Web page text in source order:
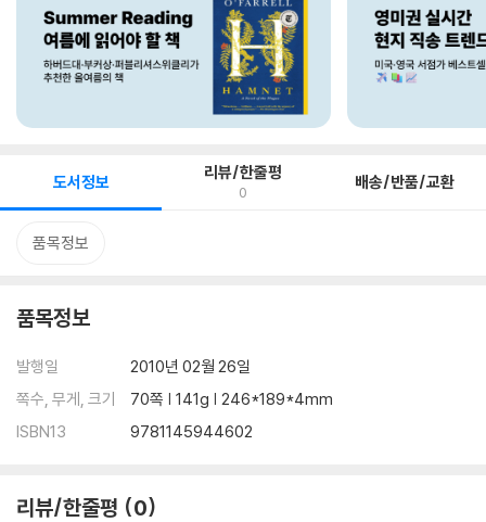
도서정보 리뷰/한줄평
0 배송/반품/교환
품목정보
품목정보
발행일
2010년 02월 26일
쪽수, 무게, 크기
70쪽 | 141g | 246*189*4mm
ISBN13
9781145944602
리뷰/한줄평 0